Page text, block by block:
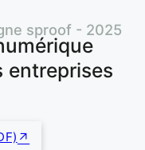
entreprises
sproof - 2025